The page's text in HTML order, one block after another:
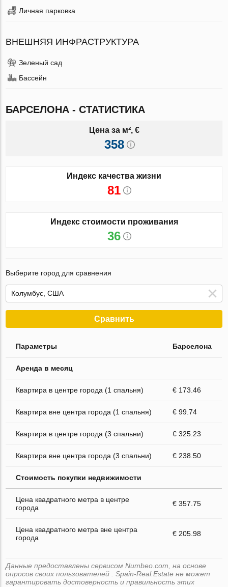
Личная парковка
ВНЕШНЯЯ ИНФРАСТРУКТУРА
Зеленый сад
Бассейн
БАРСЕЛОНА - СТАТИСТИКА
Цена за м², €
358
Индекс качества жизни
81
Индекс стоимости проживания
36
Выберите город для сравнения
Сравнить
Параметры Барселона
Аренда в месяц
Квартира в центре города (1 спальня) € 173.46
Квартира вне центра города (1 спальня) € 99.74
Квартира в центре города (3 спальни) € 325.23
Квартира вне центра города (3 спальни) € 238.50
Стоимость покупки недвижимости
Цена квадратного метра в центре
города
€ 357.75
Цена квадратного метра вне центра
города
€ 205.98
Данные предоставлены сервисом Numbeo.com, на основе
опросов своих пользователей . Spain-Real.Estate не может
гарантировать достоверность и правильность этих